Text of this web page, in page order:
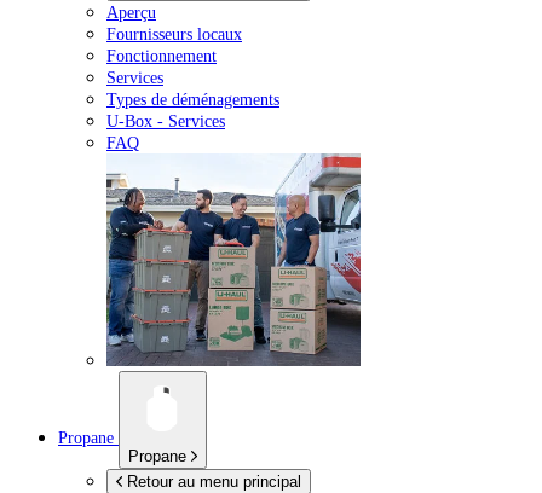
Aperçu
Fournisseurs locaux
Fonctionnement
Services
Types de déménagements
U-Box - Services
FAQ
Propane
Propane
Retour au menu principal